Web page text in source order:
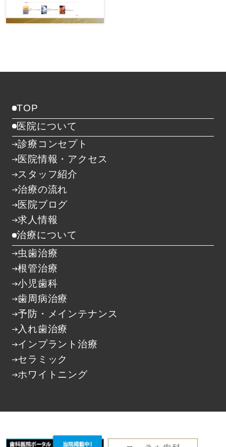
TOP
医院について
診療コンセプト
医院情報・アクセス
スタッフ紹介
治療の流れ
医院ブログ
求人情報
治療について
虫歯治療
根管治療
小児歯科
歯周病治療
予防・メインテナンス
入れ歯治療
インプラント治療
セラミック
ホワイトニング